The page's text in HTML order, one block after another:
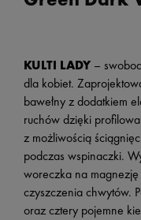
KULTI LADY –
dla kobiet.
bawełny z dodatkiem
ruchów dzięki
z możliwością
podczas wspinaczki.
woreczka na magnezję
czyszczenia chwytów.
oraz cztery pojemne